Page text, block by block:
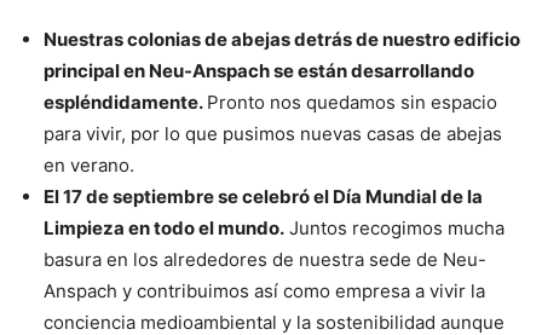
Nuestras colonias de abejas detrás de nuestro edificio
principal en Neu-Anspach se están desarrollando
espléndidamente. Pronto nos quedamos sin espacio
para vivir, por lo que pusimos nuevas casas de abejas
en verano.
El 17 de septiembre se celebró el Día Mundial de la
Limpieza en todo el mundo. Juntos recogimos mucha
basura en los alrededores de nuestra sede de Neu-
Anspach y contribuimos así como empresa a vivir la
conciencia medioambiental y la sostenibilidad aunque